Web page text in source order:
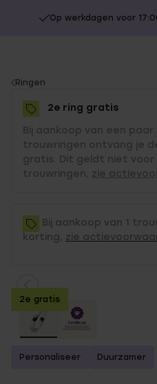
Op werkdagen voor
You
are
here:
Ringen
2e ring gratis
Bij aankoop van een
trouwringen ontvang je
gratis. Dit geldt niet
trouwringen, zie
Bij aankoop van 1
korting, zie
2e gratis
Personaliseer Duurzamer